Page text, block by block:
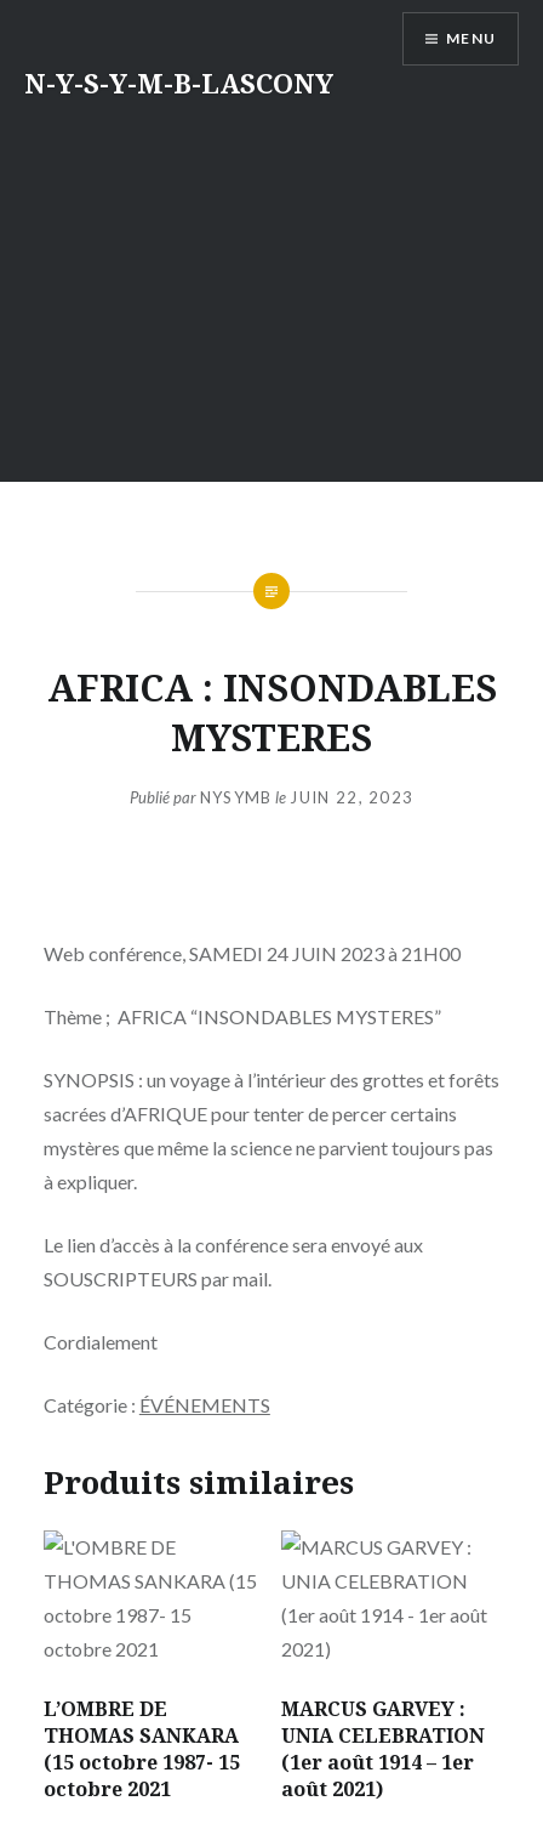
contenu
N-Y-S-Y-M-B-LASCONY
MENU
AFRICA : INSONDABLES
MYSTERES
Publié parNYSYMB le JUIN 22, 2023
Web conférence, SAMEDI 24 JUIN 2023 à 21H00
Thème ; AFRICA “INSONDABLES MYSTERES”
SYNOPSIS : un voyage à l’intérieur des grottes et forêts
sacrées d’AFRIQUE pour tenter de percer certains
mystères que même la science ne parvient toujours pas
à expliquer.
Le lien d’accès à la conférence sera envoyé aux
SOUSCRIPTEURS par mail.
Cordialement
Catégorie : ÉVÉNEMENTS
Produits similaires
L’OMBRE DE
THOMAS SANKARA
(15 octobre 1987- 15
octobre 2021
MARCUS GARVEY :
UNIA CELEBRATION
(1er août 1914 – 1er
août 2021)